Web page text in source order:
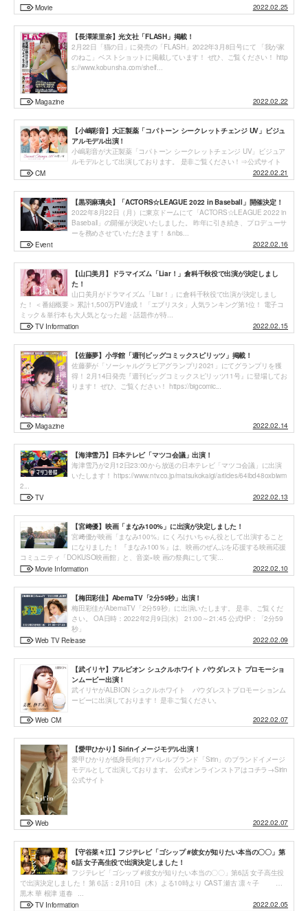
Movie 2022.02.25
【長澤茉里奈】光文社「FLASH」掲載！
2月22日「猫の日」に発売の「FLASH」2022年3月8日号にて 「我が家
のねこ」ベストショットに掲載しています！ ぜひ、ご覧ください！ http
s://www.kobunsha.com/shelf...
Magazine 2022.02.22
【小嶋彩音】大正製薬「コパトーン シークレットチェンジ UV」ビジュ
アルモデル出演！
小嶋彩音が大正製薬「コパトーン シークレットチェンジ UV」ビジュア
ルモデルとして出演しております。 是非ご覧ください！⇒公式サイト
CM
2022.02.21
【黒羽麻璃央】「ACTORS☆LEAGUE 2022 in Baseball」開催決定！
2022年8月22日（月）に東京ドームにて「ACTORS☆LEAGUE 2022 in
Baseball」の開催が決定いたしました。 昨年に引き続き、プロデューサ
ーを務めさせていただきます！ &nbs...
Event
2022.02.16
【山口美月】ドラマイズム「Liar！」倉科千秋役で出演が決定しまし
た！
山口美月がドラマイズム「Liar！」に倉科千秋役で出演が決定しまし
た！ ＜番組概要＞ 累計1,500万PV達成！「エブリスタ」人気ランキング第1位！ 電子コ
ミック＆単行本も大人気となった超・話題作が待...
TV Information
2022.02.15
【佐藤夢】小学館「週刊ビッグコミックスピリッツ」掲載！
佐藤夢が「ソーシャルグラビアグランプリ2021」にてグランプリを獲
得！ 2月14日発売『週刊ビッグコミックスピリッツ11号』に登場してお
ります！ ぜひ、ご覧ください！ https://bigcomic...
Magazine 2022.02.14
【海津雪乃】日本テレビ「マツコ会議」出演！
海津雪乃が2月12日23:00から放送の日本テレビ「マツコ会議」に出演
いたします！ https://www.ntv.co.jp/matsukokaigi/articles/64ibd48oxbiwm
2...
TV
2022.02.13
【宮﨑優】映画「まなみ100%」に出演が決定しました！
宮﨑優が映画「まなみ100%」にくろけいちゃん役として出演すること
になりました！ 『まなみ100％』は、映画のぜんぶを応援する映画応援
コミュニティ「DOKUSO映画館」と、音楽×映 画の祭典にして”実...
Movie Information
2022.02.10
【梅田彩佳】AbemaTV「2分59秒」出演！
梅田彩佳がAbemaTV「2分59秒」に出演いたします。 是非、ご覧くだ
さい。 OA日時：2022年2月9日(水) 21:00～21:45 公式HP：「2分59
秒」
Web TV Release
2022.02.09
【武イリヤ】アルビオン シュクルホワイト パウダレスト プロモーショ
ンムービー出演！
武イリヤがALBION シュクルホワイト パウダレストプロモーションム
ービーに出演しております！ 是非ご覧ください。
Web CM 2022.02.07
【愛甲ひかり】Sirinイメージモデル出演！
愛甲ひかりが低身長向けアパレルブランド「Sirin」のブランドイメージ
モデルとして出演しております。 公式オンラインストアはコチラ→Sirin
公式サイト
Web 2022.02.07
【守谷菜々江】フジテレビ「ゴシップ #彼女が知りたい本当の〇〇」第
6話 女子高生役で出演決定しました！
フジテレビ「ゴシップ #彼女が知りたい本当の〇〇」第6話 女子高生役
で出演決定しました！ 第６話：2月10日（木）よる10時より CAST 瀬古 凛々子 …
黒木 華 根津 道春 ...
TV Information
2022.02.05